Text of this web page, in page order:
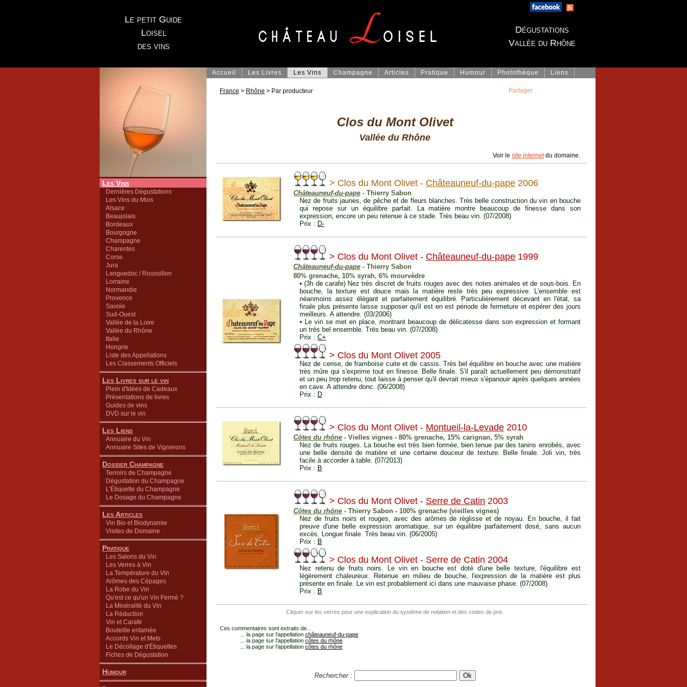
Le petit Guide
Loisel
des vins
Dégustations
Vallée du Rhône
Les Vins
Dernières Dégustations
Les Vins du Mois
Alsace
Beaujolais
Bordeaux
Bourgogne
Champagne
Charentes
Corse
Jura
Languedoc / Roussillon
Lorraine
Normandie
Provence
Savoie
Sud-Ouest
Vallée de la Loire
Vallée du Rhône
Italie
Hongrie
Liste des Appellations
Les Classements Officiels
Les Livres sur le vin
Plein d'Idées de Cadeaux
Présentations de livres
Guides de vins
DVD sur le vin
Les Liens
Annuaire du Vin
Annuaire Sites de Vignerons
Dossier Champagne
Terroirs de Champagne
Dégustation du Champagne
L'Étiquette du Champagne
Le Dosage du Champagne
Les Articles
Vin Bio et Biodynamie
Visites de Domaine
Pratique
Les Salons du Vin
Les Verres à Vin
La Température du Vin
Arômes des Cépages
La Robe du Vin
Qu'est ce qu'un Vin Fermé ?
La Minéralité du Vin
La Réduction
Vin et Carafe
Bouteille entamée
Accords Vin et Mets
Le Décollage d'Étiquettes
Fiches de Dégustation
Humour
Accueil Les Livres Les Vins Champagne Articles Pratique Humour Photothèque Liens
France > Rhône > Par producteur
Clos du Mont Olivet
Vallée du Rhône
Voir le site internetdu domaine.
> Clos du Mont Olivet - Châteauneuf-du-pape 2006
Châteauneuf-du-pape - Thierry Sabon
Nez de fruits jaunes, de pêche et de fleurs blanches. Très belle construction du vin en bouche
qui repose sur un équilibre parfait. La matière montre beaucoup de finesse dans son
expression, encore un peu retenue à ce stade. Très beau vin. (07/2008)
Prix : D-
> Clos du Mont Olivet - Châteauneuf-du-pape 1999
Châteauneuf-du-pape - Thierry Sabon
80% grenache, 10% syrah, 6% mourvèdre
• (3h de carafe) Nez très discret de fruits rouges avec des notes animales et de sous-bois. En
bouche, la texture est douce mais la matière reste très peu expressive. L'ensemble est
néanmoins assez élégant et parfaitement équilibré. Particulièrement décevant en l'état, sa
finale plus présente laisse supposer qu'il est en est période de fermeture et espérer des jours
meilleurs. A attendre. (03/2006)
• Le vin se met en place, montrant beaucoup de délicatesse dans son expression et formant
un très bel ensemble. Très beau vin. (07/2008)
Prix : C+
> Clos du Mont Olivet 2005
Nez de cerise, de framboise cuite et de cassis. Très bel équilibre en bouche avec une matière
très mûre qui s'exprime tout en finesse. Belle finale. S'il paraît actuellement peu démonstratif
et un peu trop retenu, tout laisse à penser qu'il devrait mieux s'épanouir après quelques années
en cave. A attendre donc. (06/2008)
Prix : D
> Clos du Mont Olivet - Montueil-la-Levade 2010
Côtes du rhône - Vielles vignes - 80% grenache, 15% carignan, 5% syrah
Nez de fruits rouges. La bouche est très bien formée, bien tenue par des tanins enrobés, avec
une belle densité de matière et une certaine douceur de texture. Belle finale. Joli vin, très
facile à accorder à table. (07/2013)
Prix : B
> Clos du Mont Olivet - Serre de Catin 2003
Côtes du rhône - Thierry Sabon - 100% grenache (vieilles vignes)
Nez de fruits noirs et rouges, avec des arômes de réglisse et de noyau. En bouche, il fait
preuve d'une belle expression aromatique, sur un équilibre parfaitement dosé, sans aucun
excès. Longue finale. Très beau vin. (06/2005)
Prix : B
> Clos du Mont Olivet - Serre de Catin 2004
Nez retenu de fruits noirs. Le vin en bouche est doté d'une belle texture, l'équilibre est
légèrement chaleureux. Retenue en milieu de bouche, l'expression de la matière est plus
présente en finale. Le vin est probablement ici dans une mauvaise phase. (07/2008)
Prix : B
Cliquer sur les verres pour une explication du système de notation et des codes de prix.
Ces commentaires sont extraits de...
... la page sur l'appellation châteauneuf-du-pape
... la page sur l'appellation côtes du rhône
... la page sur l'appellation côtes du rhône
Rechercher :
Partager